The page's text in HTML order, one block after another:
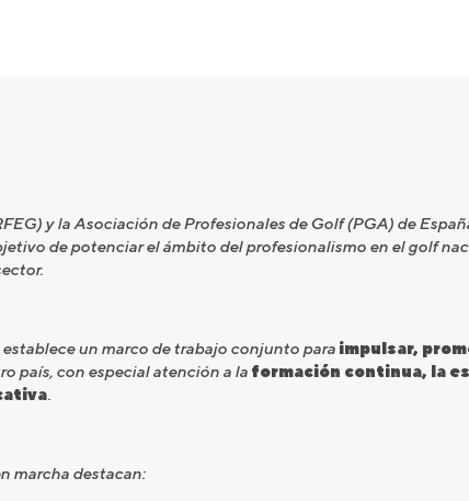
y la Asociación de Profesionales de Golf (PGA) de
de potenciar el ámbito del profesionalismo en el golf
un marco de trabajo conjunto para impulsar,
país, con especial atención a la formación continua, la
.
marcha destacan: